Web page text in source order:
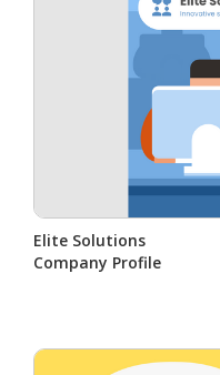
Elite Solutions
Company Profile